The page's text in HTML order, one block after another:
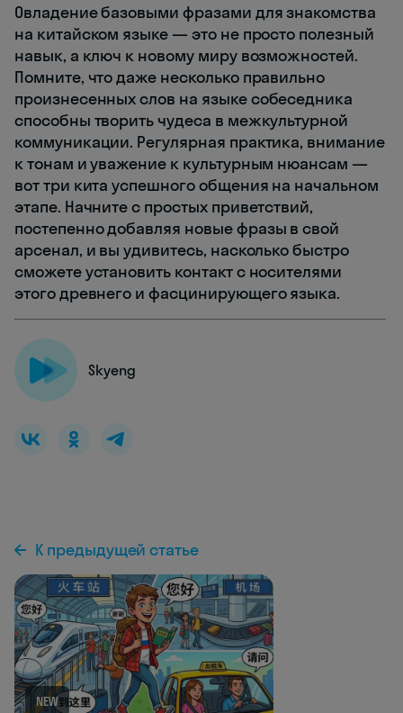
Овладение базовыми фразами для знакомства
на китайском языке — это не просто полезный
навык, а ключ к новому миру возможностей.
Помните, что даже несколько правильно
произнесенных слов на языке собеседника
способны творить чудеса в межкультурной
коммуникации. Регулярная практика, внимание
к тонам и уважение к культурным нюансам —
вот три кита успешного общения на начальном
этапе. Начните с простых приветствий,
постепенно добавляя новые фразы в свой
арсенал, и вы удивитесь, насколько быстро
сможете установить контакт с носителями
этого древнего и фасцинирующего языка.
Skyeng
К предыдущей статье
NEW